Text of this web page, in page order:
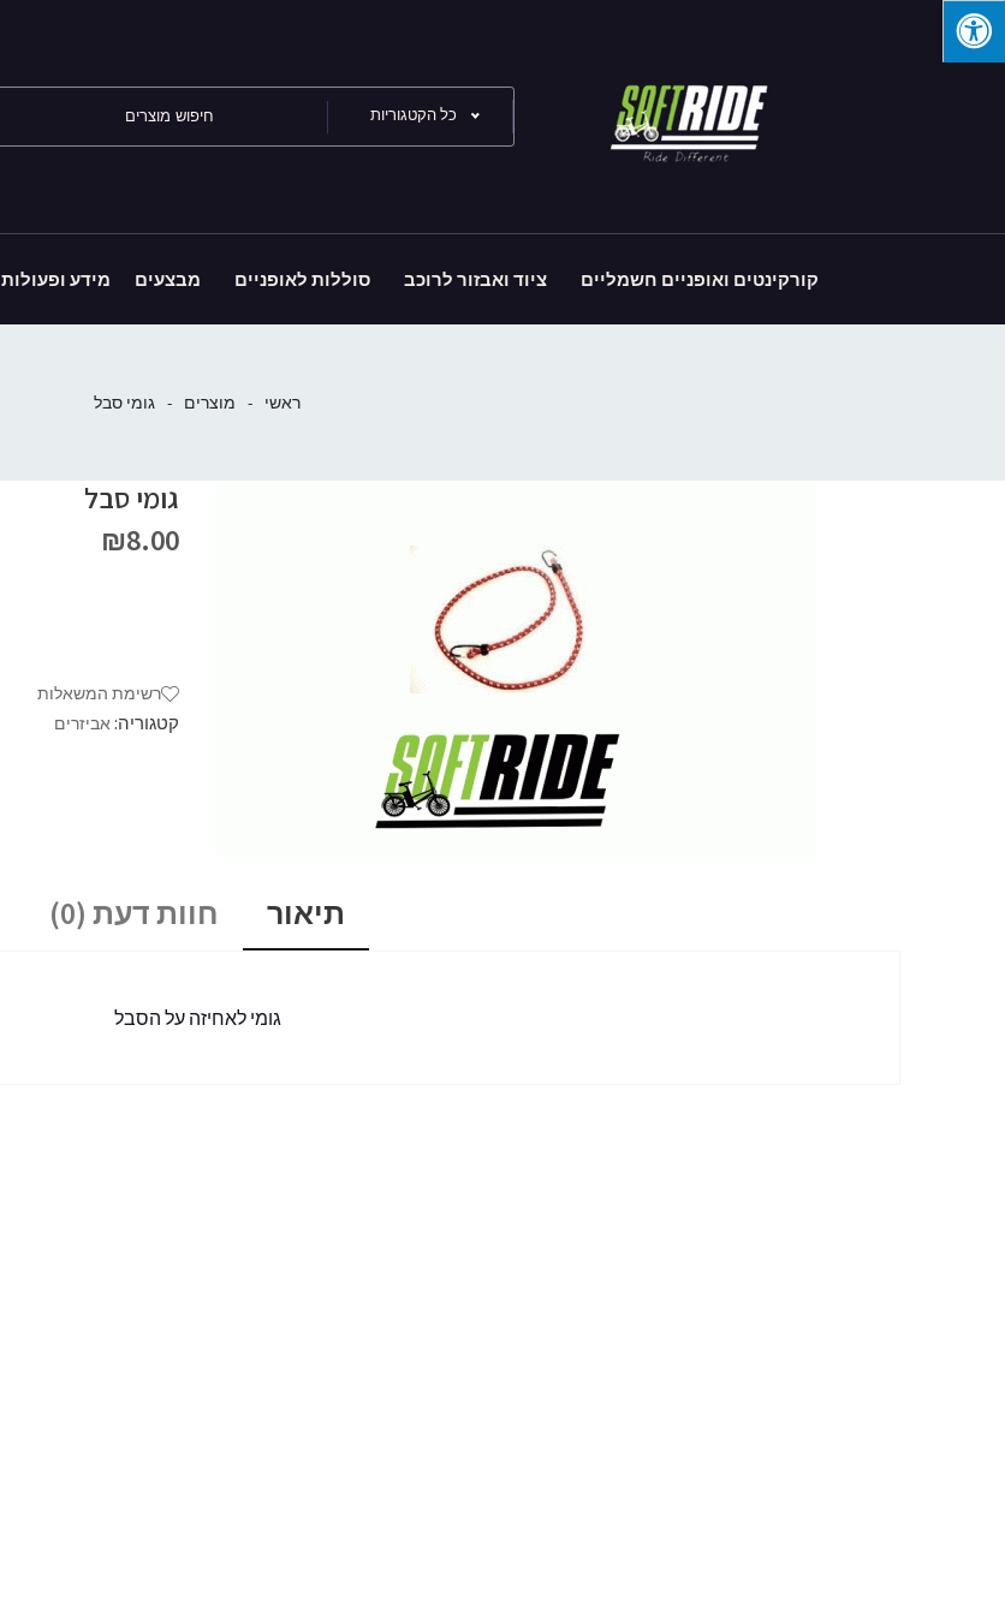
כל הקטגוריות
קורקינטים ואופניים חשמליים ציוד ואבזור לרוכב סוללות לאופניים מבצעים מידע ופעולות
ראשי - מוצרים - גומי סבל
גומי סבל
₪8.00
רשימת המשאלות
קטגוריה: אביזרים
תיאור חוות דעת (0)
גומי לאחיזה על הסבל